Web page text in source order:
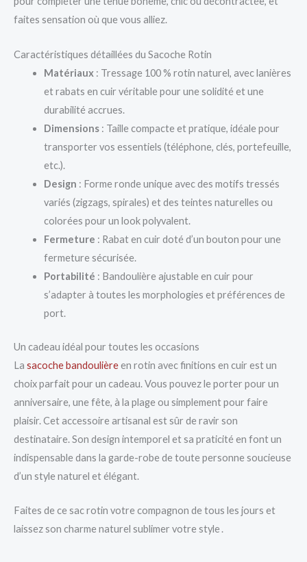
faites sensation où que vous alliez.
Caractéristiques détaillées du Sacoche Rotin
Matériaux: Tressage 100 % rotin naturel, avec lanières
et rabats en cuir véritable pour une solidité et une
durabilité accrues.
Dimensions: Taille compacte et pratique, idéale pour
transporter vos essentiels (téléphone, clés, portefeuille,
etc.).
Design : Forme ronde unique avec des motifs tressés
variés (zigzags, spirales) et des teintes naturelles ou
colorées pour un look polyvalent.
Fermeture : Rabat en cuir doté d’un bouton pour une
fermeture sécurisée.
Portabilité : Bandoulière ajustable en cuir pour
s’adapter à toutes les morphologies et préférences de
port.
Un cadeau idéal pour toutes les occasions
La sacoche bandoulièreen rotin avec finitions en cuir est un
choix parfait pour un cadeau. Vous pouvez le porter pour un
anniversaire, une fête, à la plage ou simplement pour faire
plaisir. Cet accessoire artisanal est sûr de ravir son
destinataire. Son design intemporel et sa praticité en font un
indispensable dans la garde-robe de toute personne soucieuse
d’un style naturel et élégant.
Faites de ce sac rotin votre compagnon de tous les jours et
laissez son charme naturel sublimer votre style .